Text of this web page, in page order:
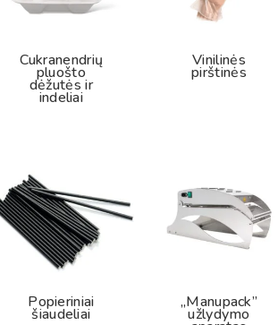
Cukranendrių
pluošto
dėžutės ir
indeliai
Vinilinės
pirštinės
Popieriniai
šiaudeliai
„Manupack”
užlydymo